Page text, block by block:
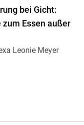
bei Gicht:
zum Essen außer
Leonie Meyer